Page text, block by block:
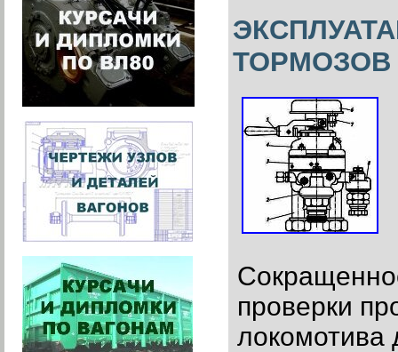
ТОРМОЗОВ
проверки
локомотива